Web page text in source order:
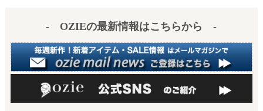
a
- OZIEの最新情報はこちらから -